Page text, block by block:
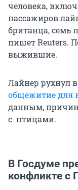
человека,
пассажиров
британца, семь
пишет Reuters.
выжившие.
Лайнер рухнул
общежитие для
данным,
с птицами.
В Госдуме
конфликте с